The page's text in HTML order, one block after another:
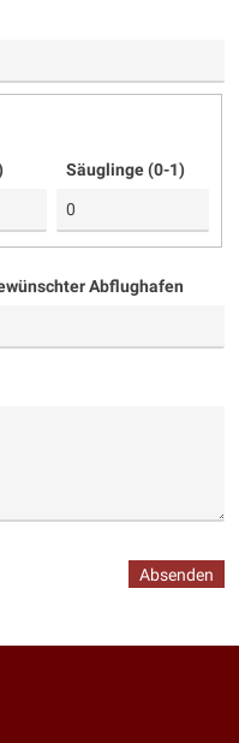
Säuglinge (0-1)
Abflughafen
Absenden